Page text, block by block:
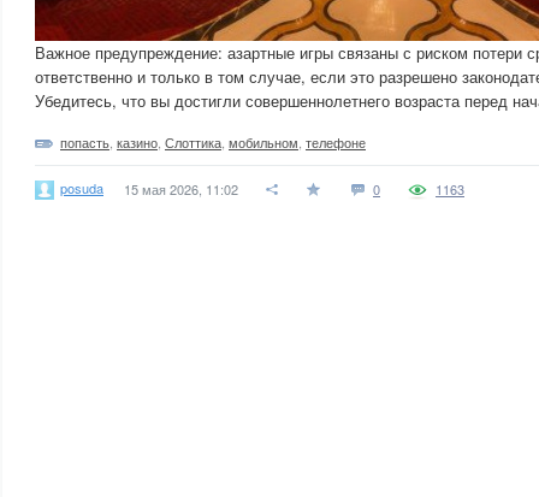
Важное предупреждение: азартные игры связаны с риском потери
ответственно и только в том случае, если это разрешено
Убедитесь, что вы достигли совершеннолетнего возраста перед
попасть казино Слоттика мобильном телефоне
posuda 15 мая 2026, 11:02 0 1163